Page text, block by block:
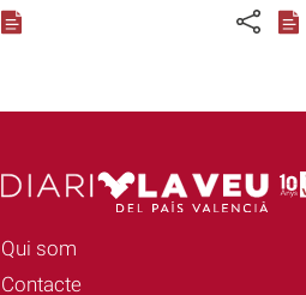
Qui som
Contacte